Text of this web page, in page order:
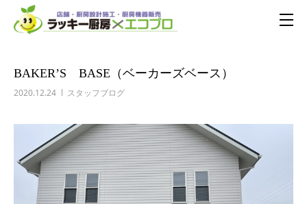
BAKER’S BASE（ベーカーズベース）
2020.12.24 スタッフブログ